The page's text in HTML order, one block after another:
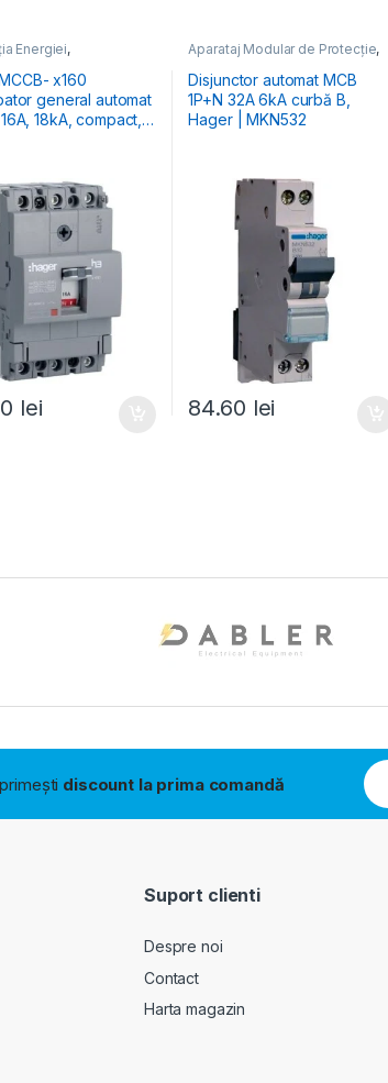
Energiei,
Generale
x160
general automat
lei
Aparataj Modular de Protecție,
Distribuția Energiei
Întrerupătoare Automate
Disjunctor automat MCB
1P+N 32A 6kA curbă B,
Hager | MKN532
84.60 lei
discount la prima comandă
Suport clienti
Despre noi
Contact
Harta magazin